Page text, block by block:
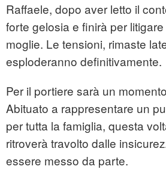
Raffaele, dopo aver letto il
forte gelosia e finirà per
moglie. Le tensioni, rimaste
esploderanno definitivamente.
Per il portiere sarà un
Abituato a rappresentare un
per tutta la famiglia, questa
ritroverà travolto dalle
essere messo da parte.